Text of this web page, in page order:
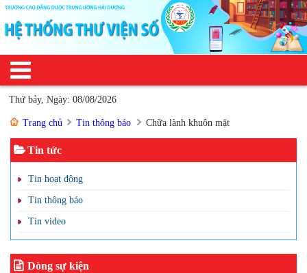
Thứ bảy, Ngày: 08/08/2026
Trang chủ Tin thông báo Chữa lành khuôn mặt
Tin tức
Tin hoạt động
Tin thông báo
Tin video
Dòng sự kiện